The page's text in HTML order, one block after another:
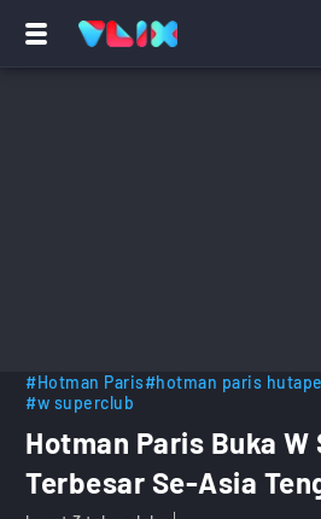
#Hotman Paris#hotman paris
#w superclub
Hotman Paris Buka
Terbesar Se-Asia